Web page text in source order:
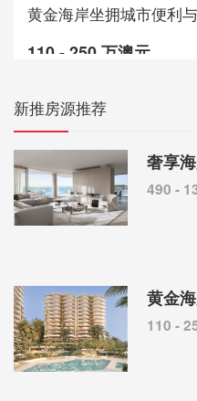
黄金海岸坐拥城市便利与
110 - 250 万澳元
新推房源推荐
奢享
490 -
黄金
110 -